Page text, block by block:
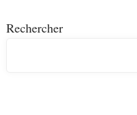
Rechercher